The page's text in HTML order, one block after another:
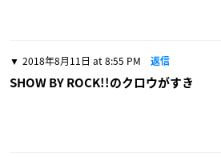
2018年8月11日 at 8:55 PM 返信
SHOW BY ROCK!!のクロウがすき